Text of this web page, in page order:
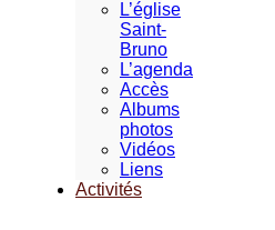
L’église
Saint-
Bruno
L’agenda
Accès
Albums
photos
Vidéos
Liens
Activités